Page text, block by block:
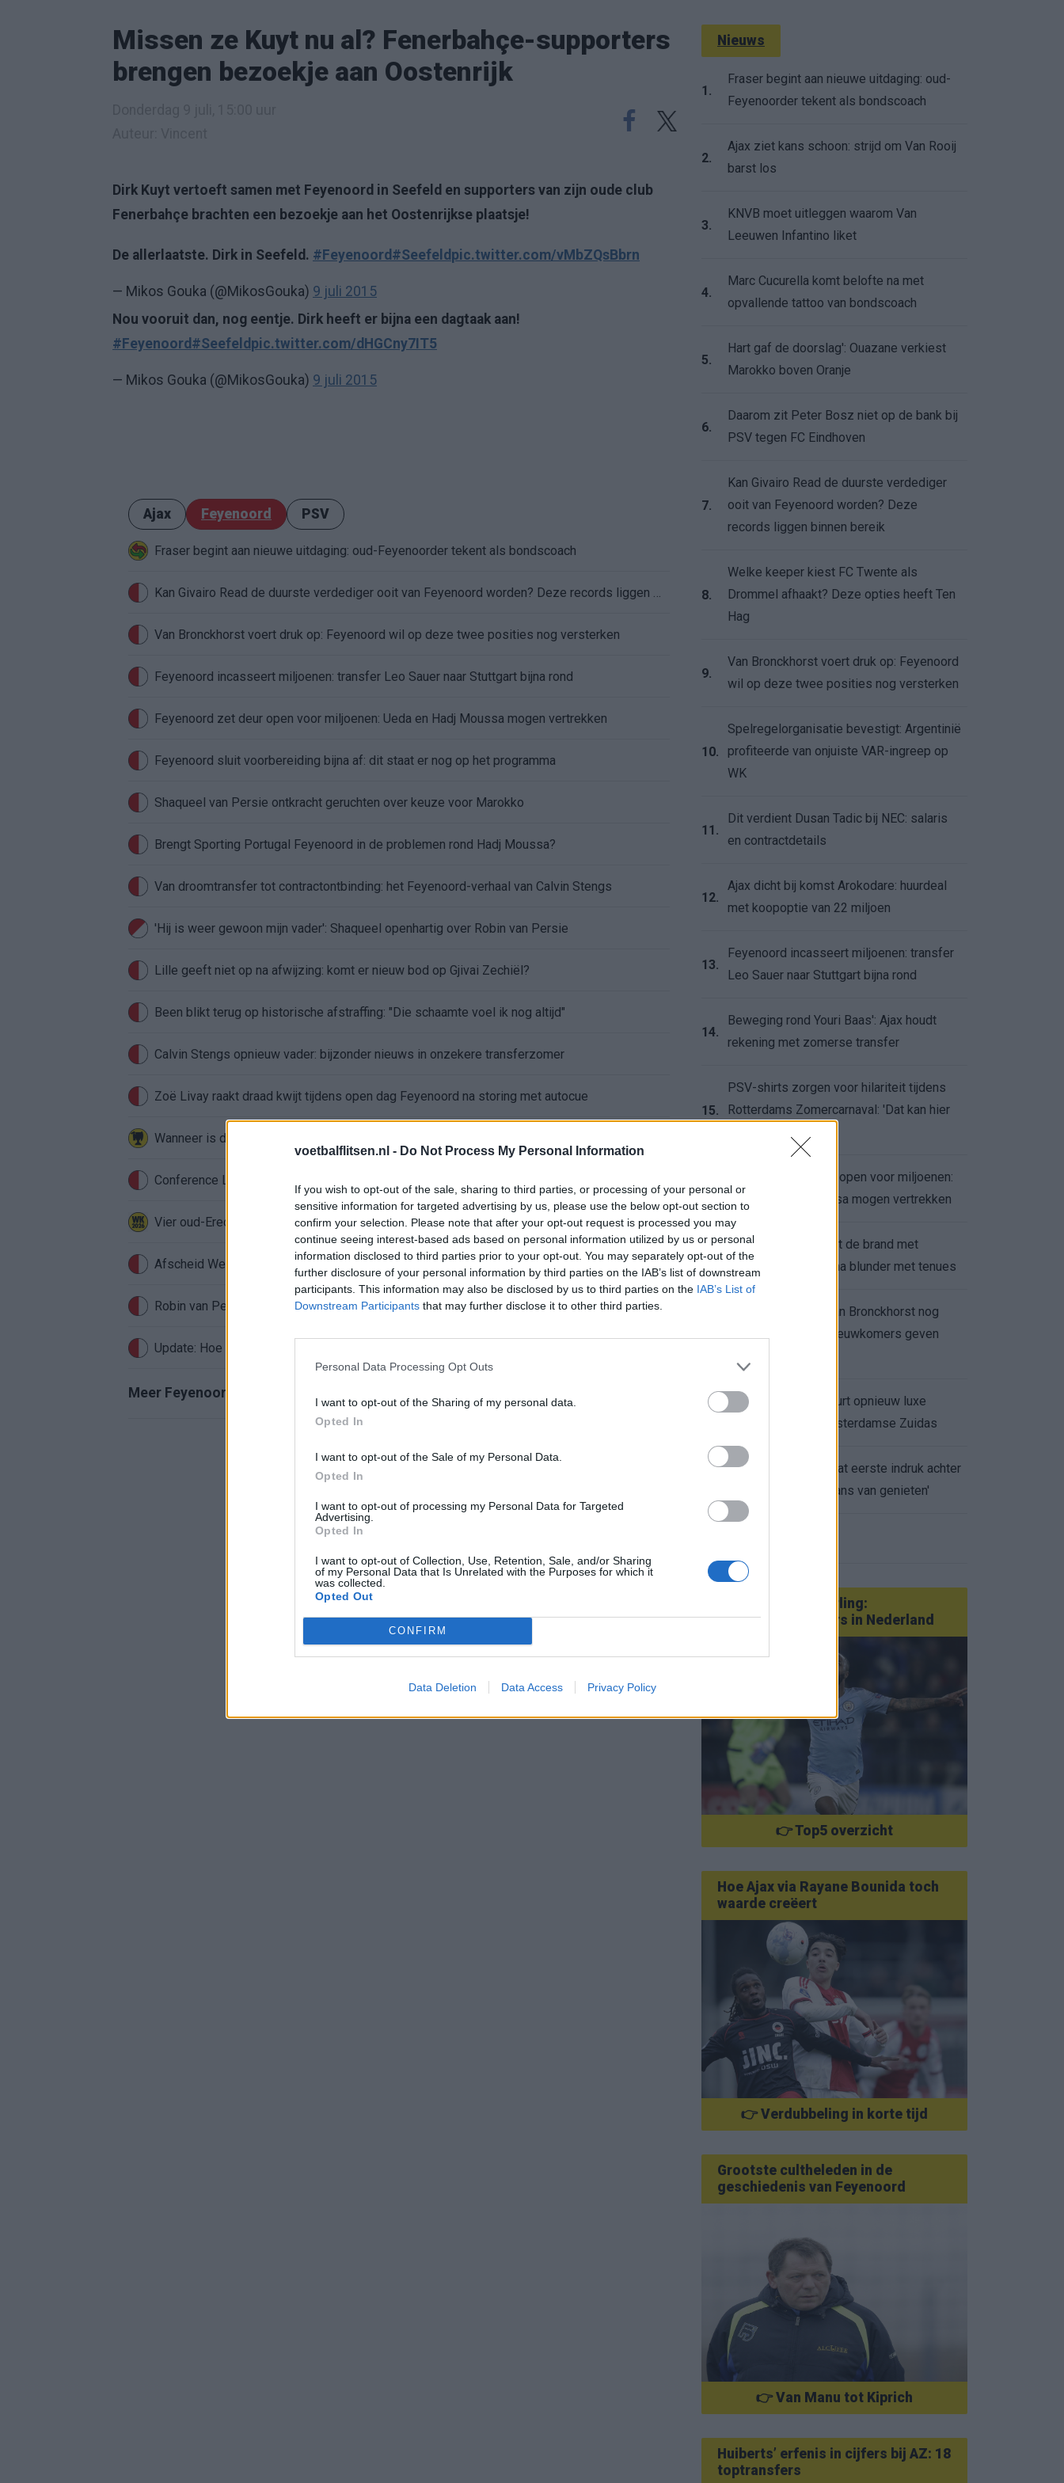
voetbalflitsen.nl - Do Not Process My Personal Information
If you wish to opt-out of the sale, sharing to third parties, or processing of your personal or
sensitive information for targeted advertising by us, please use the below opt-out section to
confirm your selection. Please note that after your opt-out request is processed you may
continue seeing interest-based ads based on personal information utilized by us or personal
information disclosed to third parties prior to your opt-out. You may separately opt-out of the
further disclosure of your personal information by third parties on the IAB’s list of downstream
participants. This information may also be disclosed by us to third parties on the IAB’s List of
Downstream Participants that may further disclose it to other third parties.
Personal Data Processing Opt Outs
I want to opt-out of the Sharing of my personal data.
Opted In
I want to opt-out of the Sale of my Personal Data.
Opted In
I want to opt-out of processing my Personal Data for Targeted
Advertising.
Opted In
I want to opt-out of Collection, Use, Retention, Sale, and/or Sharing
of my Personal Data that Is Unrelated with the Purposes for which it
was collected.
Opted Out
CONFIRM
Data Deletion Data Access Privacy Policy
Missen ze Kuyt nu al? Fenerbahçe-supporters
brengen bezoekje aan Oostenrijk
Dirk Kuyt vertoeft samen met Feyenoord in Seefeld en supporters van zijn oude club
Fenerbahçe brachten een bezoekje aan het Oostenrijkse plaatsje!
De allerlaatste. Dirk in Seefeld. #Feyenoord #Seefeld pic.twitter.com/vMbZQsBbrn
— Mikos Gouka (@MikosGouka) 9 juli 2015
Nou vooruit dan, nog eentje. Dirk heeft er bijna een dagtaak aan!
#Feyenoord #Seefeld pic.twitter.com/dHGCny7IT5
— Mikos Gouka (@MikosGouka) 9 juli 2015
Ajax Feyenoord PSV
Fraser begint aan nieuwe uitdaging: oud-Feyenoorder tekent als bondscoach
Van Bronckhorst voert druk op: Feyenoord wil op deze twee posities nog versterken
Feyenoord incasseert miljoenen: transfer Leo Sauer naar Stuttgart bijna rond
Feyenoord zet deur open voor miljoenen: Ueda en Hadj Moussa mogen vertrekken
Feyenoord sluit voorbereiding bijna af: dit staat er nog op het programma
Shaqueel van Persie ontkracht geruchten over keuze voor Marokko
Brengt Sporting Portugal Feyenoord in de problemen rond Hadj Moussa?
Van droomtransfer tot contractontbinding: het Feyenoord-verhaal van Calvin Stengs
'Hij is weer gewoon mijn vader': Shaqueel openhartig over Robin van Persie
Lille geeft niet op na afwijzing: komt er nieuw bod op Gjivai Zechiël?
Been blikt terug op historische afstraffing: "Die schaamte voel ik nog altijd"
Calvin Stengs opnieuw vader: bijzonder nieuws in onzekere transferzomer
Zoë Livay raakt draad kwijt tijdens open dag Feyenoord na storing met autocue
Conference League-ophef: Hamrun uitgeschakeld na omstreden strafschop zonder VAR
Vier oud-Eredivisionisten kunnen wereldkampioen worden
Afscheid Wellenreuther roept iconisch Ajax-moment weer in herinnering
Robin van Persie zwijgt al veertig dagen: waarom blijft het zo stil?
Update: Hoe gaat het nu met Royston Drenthe
Meer Feyenoord-nieuws
Nieuws
1.
Fraser begint aan nieuwe uitdaging: oud-
Feyenoorder tekent als bondscoach
2.
Ajax ziet kans schoon: strijd om Van Rooij
barst los
3.
KNVB moet uitleggen waarom Van
Leeuwen Infantino liket
4.
Marc Cucurella komt belofte na met
opvallende tattoo van bondscoach
5.
Hart gaf de doorslag': Ouazane verkiest
Marokko boven Oranje
6.
Daarom zit Peter Bosz niet op de bank bij
PSV tegen FC Eindhoven
7.
Kan Givairo Read de duurste verdediger
ooit van Feyenoord worden? Deze
records liggen binnen bereik
8.
Welke keeper kiest FC Twente als
Drommel afhaakt? Deze opties heeft Ten
Hag
9.
Van Bronckhorst voert druk op: Feyenoord
wil op deze twee posities nog versterken
10.
Spelregelorganisatie bevestigt: Argentinië
profiteerde van onjuiste VAR-ingreep op
WK
11.
Dit verdient Dusan Tadic bij NEC: salaris
en contractdetails
12.
Ajax dicht bij komst Arokodare: huurdeal
met koopoptie van 22 miljoen
13.
Feyenoord incasseert miljoenen: transfer
Leo Sauer naar Stuttgart bijna rond
14.
Beweging rond Youri Baas': Ajax houdt
rekening met zomerse transfer
15.
PSV-shirts zorgen voor hilariteit tijdens
Rotterdams Zomercarnaval: 'Dat kan hier
16.
Feyenoord zet deur open voor miljoenen:
Ueda en Hadj Moussa mogen vertrekken
17.
Ajax helpt Burnley uit de brand met
afgeknipte sokken na blunder met tenues
Feyenoord onder Van Bronckhorst nog
altijd ongeslagen: nieuwkomers geven
19.
Hakim Ziyech verhuurt opnieuw luxe
appartement op Amsterdamse Zuidas
Marcos Leonardo laat eerste indruk achter
bij Ajax: 'Hier gaan fans van genieten'
Van Götze tot Sterling:
statementtransfers in Nederland
👉 Top5 overzicht
Hoe Ajax via Rayane Bounida toch
waarde creëert
👉 Verdubbeling in korte tijd
Grootste cultheleden in de
geschiedenis van Feyenoord
👉 Van Manu tot Kiprich
Huiberts’ erfenis in cijfers bij AZ: 18
toptransfers